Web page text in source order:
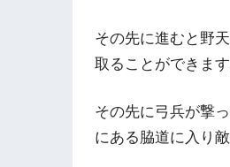
その先に進むと野
取ることができます
その先に弓兵が撃
にある脇道に入り